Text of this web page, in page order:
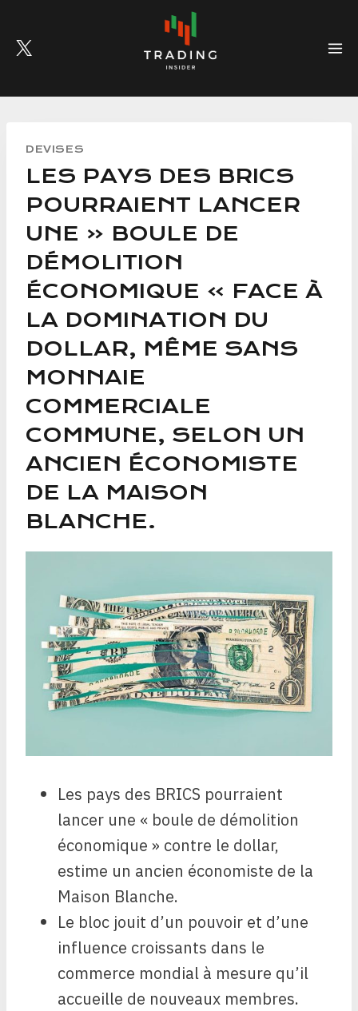
content
DEVISES
LES PAYS DES BRICS
POURRAIENT LANCER
UNE « BOULE DE
DÉMOLITION
ÉCONOMIQUE » FACE À
LA DOMINATION DU
DOLLAR, MÊME SANS
MONNAIE
COMMERCIALE
COMMUNE, SELON UN
ANCIEN ÉCONOMISTE
DE LA MAISON
BLANCHE.
Les pays des BRICS pourraient
lancer une « boule de démolition
économique » contre le dollar,
estime un ancien économiste de la
Maison Blanche.
Le bloc jouit d’un pouvoir et d’une
influence croissants dans le
commerce mondial à mesure qu’il
accueille de nouveaux membres.